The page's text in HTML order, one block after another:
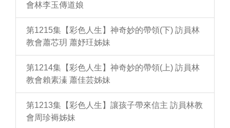
會林李玉傳道娘
第1215集【彩色人生】神奇妙的帶領(下) 訪員林
教會蕭芯玥 蕭妤玨姊妹
第1214集【彩色人生】神奇妙的帶領(上) 訪員林
教會賴素溱 蕭佳芸姊妹
第1213集【彩色人生】讓孩子帶來信主 訪員林教
會周珍褥姊妹